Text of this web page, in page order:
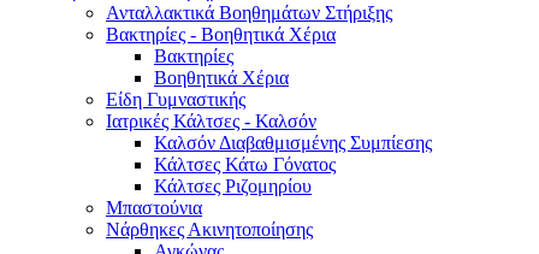
Ανταλλακτικά Βοηθημάτων Στήριξης
Βακτηρίες - Βοηθητικά Χέρια
Βακτηρίες
Βοηθητικά Χέρια
Είδη Γυμναστικής
Ιατρικές Κάλτσες - Καλσόν
Καλσόν Διαβαθμισμένης Συμπίεσης
Κάλτσες Κάτω Γόνατος
Κάλτσες Ριζομηρίου
Μπαστούνια
Νάρθηκες Ακινητοποίησης